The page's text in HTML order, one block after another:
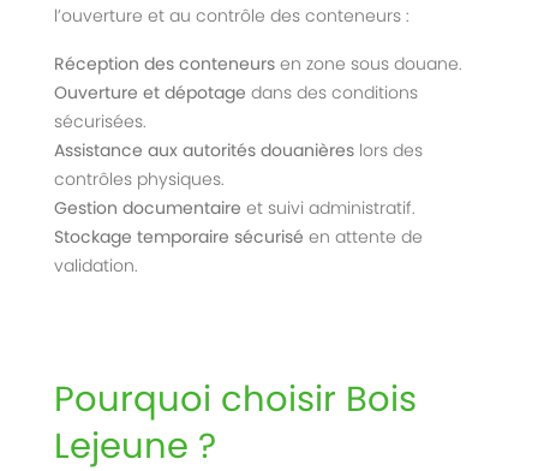
l’ouverture et au contrôle des conteneurs :
Réception des conteneurs en zone sous douane.
Ouverture et dépotage dans des conditions
sécurisées.
Assistance aux autorités douanières lors des
contrôles physiques.
Gestion documentaire et suivi administratif.
Stockage temporaire sécurisé en attente de
validation.
Pourquoi choisir Bois
Lejeune ?